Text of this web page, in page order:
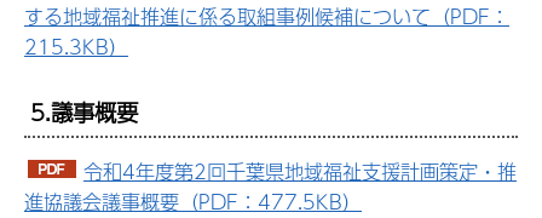
する地域福祉推進に係る取組事例候補について（PDF：
215.3KB）
5.議事概要
令和4年度第2回千葉県地域福祉支援計画策定・推
進協議会議事概要（PDF：477.5KB）